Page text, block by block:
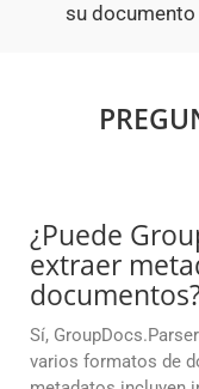
su documento
¿Puede
extraer
Sí,
varios formatos de